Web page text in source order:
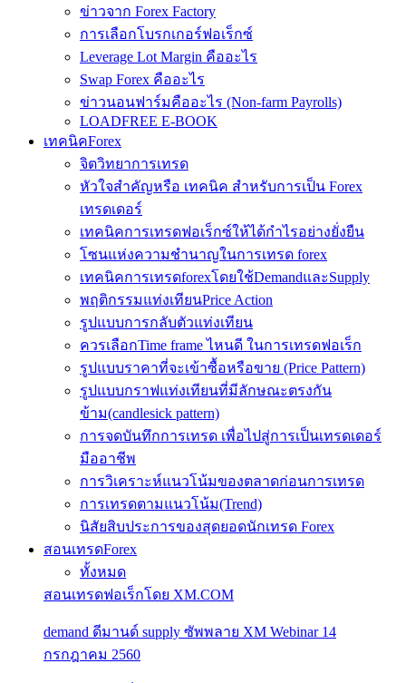
ข่าวจาก Forex Factory
การเลือกโบรกเกอร์ฟอเร็กซ์
Leverage Lot Margin คืออะไร
Swap Forex คืออะไร
ข่าวนอนฟาร์มคืออะไร (Non-farm Payrolls)
LOADFREE E-BOOK
เทคนิคForex
จิตวิทยาการเทรด
หัวใจสำคัญหรือ เทคนิค สำหรับการเป็น Forex
เทรดเดอร์
เทคนิคการเทรดฟอเร็กซ์ให้ได้กำไรอย่างยั่งยืน
โซนแห่งความชำนาญในการเทรด forex
เทคนิคการเทรดforexโดยใช้DemandและSupply
พฤติกรรมแท่งเทียนPrice Action
รูปแบบการกลับตัวแท่งเทียน
ควรเลือกTime frame ไหนดี ในการเทรดฟอเร็ก
รูปแบบราคาที่จะเข้าซื้อหรือขาย (Price Pattern)
รูปแบบกราฟแท่งเทียนที่มีลักษณะตรงกัน
ข้าม(candlesick pattern)
การจดบันทึกการเทรด เพื่อไปสู่การเป็นเทรดเดอร์
มืออาชีพ
การวิเคราะห์แนวโน้มของตลาดก่อนการเทรด
การเทรดตามแนวโน้ม(Trend)
นิสัยสิบประการของสุดยอดนักเทรด Forex
สอนเทรดForex
ทั้งหมด
สอนเทรดฟอเร็กโดย XM.COM
demand ดีมานด์ supply ซัพพลาย XM Webinar 14
กรกฎาคม 2560